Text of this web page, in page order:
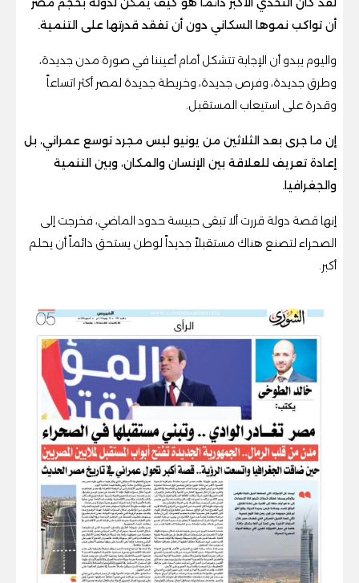
أن تواكب نموها السكاني دون أن تفقد قدرتها على التنمية.
واليوم يبدو أن الإجابة تتشكل أمام أعيننا في صورة مدن جديدة،
وطرق جديدة، وفرص جديدة، وخريطة جديدة لمصر أكثر اتساعاً
وقدرة على استيعاب المستقبل.
إن ما جرى بعد الثلاثين من يونيو ليس مجرد توسع عمراني، بل
إعادة تعريف للعلاقة بين الإنسان والمكان، وبين التنمية
والجغرافيا.
إنها قصة دولة قررت ألا تبقى حبيسة حدود الماضي، فخرجت إلى
الصحراء لتصنع هناك مستقبلاً جديداً لوطن يستحق دائماً أن يحلم
أكبر.